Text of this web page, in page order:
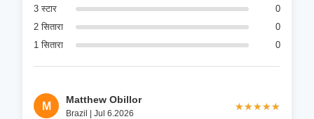
3 स्टार
0
2 सितारा
0
1 सितारा
0
M
Matthew Obillor
Brazil | Jul 6.2026
★★★★★
★★★★★